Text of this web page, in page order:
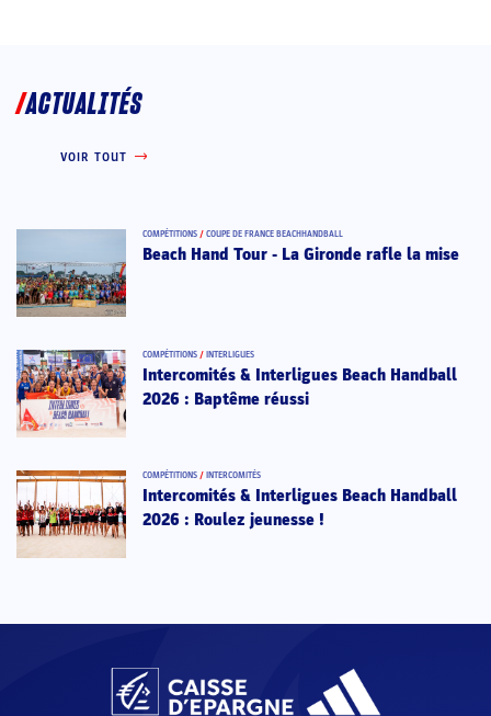
ACTUALITÉS
VOIR TOUT
COMPÉTITIONS / COUPE DE FRANCE BEACHHANDBALL
Beach Hand Tour - La Gironde rafle la mise
COMPÉTITIONS / INTERLIGUES
Intercomités & Interligues Beach Handball
2026 : Baptême réussi
COMPÉTITIONS / INTERCOMITÉS
Intercomités & Interligues Beach Handball
2026 : Roulez jeunesse !